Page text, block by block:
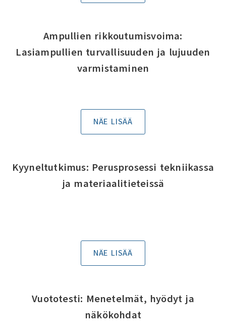
Ampullien rikkoutumisvoima:
Lasiampullien turvallisuuden ja lujuuden
varmistaminen
NÄE LISÄÄ
Kyyneltutkimus: Perusprosessi tekniikassa
ja materiaalitieteissä
NÄE LISÄÄ
Vuototesti: Menetelmät, hyödyt ja
näkökohdat